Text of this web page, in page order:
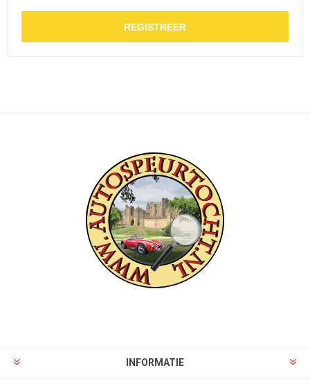
REGISTREER
INFORMATIE